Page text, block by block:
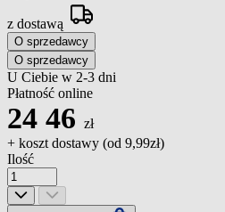
z dostawą
O sprzedawcy
O sprzedawcy
U Ciebie w 2-3 dni
Płatność online
24 46 zł
+ koszt dostawy (od 9,99zł)
Ilość